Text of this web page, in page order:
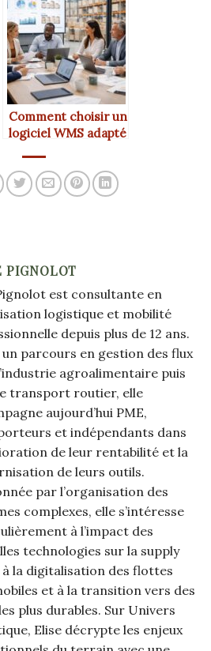
Comment choisir un
logiciel WMS adapté
PIGNOLOT
est consultante en
logistique et mobilité
depuis plus de 12 ans.
parcours en gestion des flux
agroalimentaire puis
transport routier, elle
aujourd’hui PME,
et indépendants dans
de leur rentabilité et la
de leurs outils.
par l’organisation des
complexes, elle s’intéresse
à l’impact des
technologies sur la supply
à la digitalisation des flottes
et à la transition vers des
plus durables. Sur Univers
Elise décrypte les enjeux